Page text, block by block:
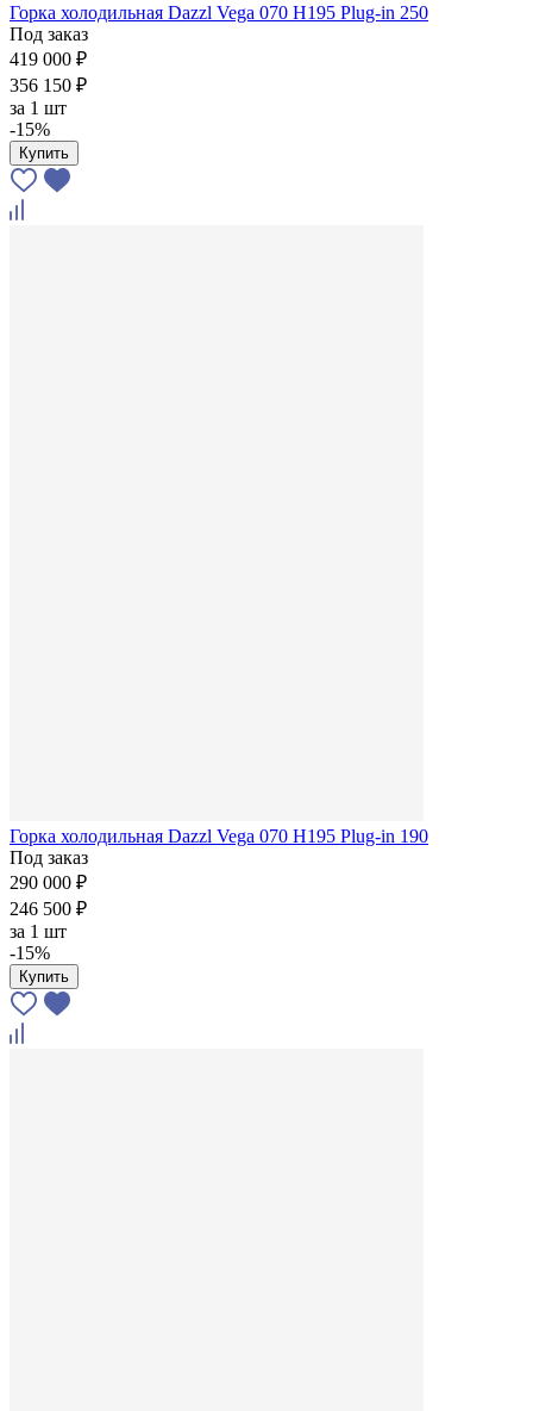
Горка холодильная Dazzl Vega 070 H195 Plug-in 250
Под заказ
419 000 ₽
356 150 ₽
за 1 шт
-15%
Купить
Горка холодильная Dazzl Vega 070 H195 Plug-in 190
Под заказ
290 000 ₽
246 500 ₽
за 1 шт
-15%
Купить